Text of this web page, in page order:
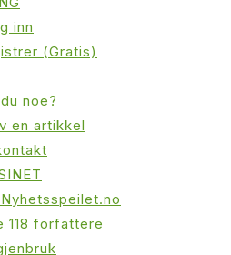
inn
(Gratis)
noe?
en artikkel
118 forfattere